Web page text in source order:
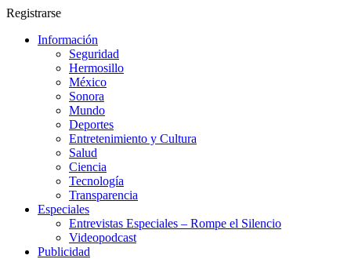
Registrarse
Información
Seguridad
Hermosillo
México
Sonora
Mundo
Deportes
Entretenimiento y Cultura
Salud
Ciencia
Tecnología
Transparencia
Especiales
Entrevistas Especiales – Rompe el Silencio
Videopodcast
Publicidad